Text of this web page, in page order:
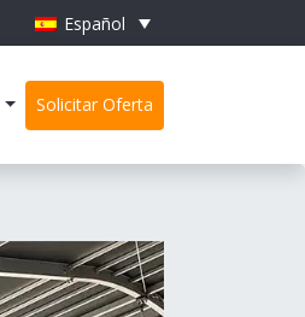
Español
Solicitar Oferta